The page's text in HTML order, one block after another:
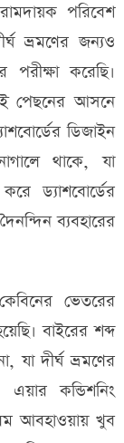
পরিবেশ
ভ্রমণের জন্যও
করেছি।
পেছনের আসনে
ডিজাইন
থাকে, যা
ড্যাশবোর্ডের
ব্যবহারের
ভেতরের
বাইরের শব্দ
যা দীর্ঘ ভ্রমণের
কন্ডিশনিং
আবহাওয়ায় খুব